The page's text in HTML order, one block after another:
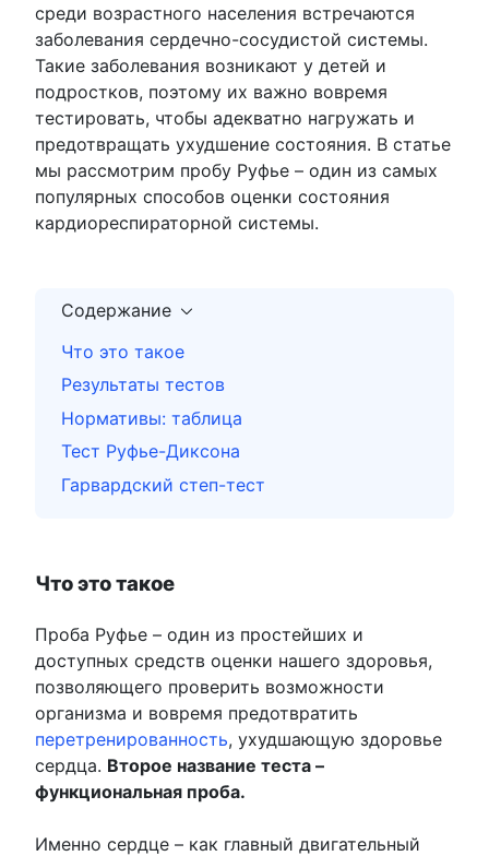
среди возрастного населения встречаются
заболевания сердечно-сосудистой системы.
Такие заболевания возникают у детей и
подростков, поэтому их важно вовремя
тестировать, чтобы адекватно нагружать и
предотвращать ухудшение состояния. В статье
мы рассмотрим пробу Руфье – один из самых
популярных способов оценки состояния
кардиореспираторной системы.
Содержание
Что это такое
Результаты тестов
Нормативы: таблица
Тест Руфье-Диксона
Гарвардский степ-тест
Что это такое
Проба Руфье – один из простейших и
доступных средств оценки нашего здоровья,
позволяющего проверить возможности
организма и вовремя предотвратить
перетренированность, ухудшающую здоровье
сердца. Второе название теста –
функциональная проба.
Именно сердце – как главный двигательный